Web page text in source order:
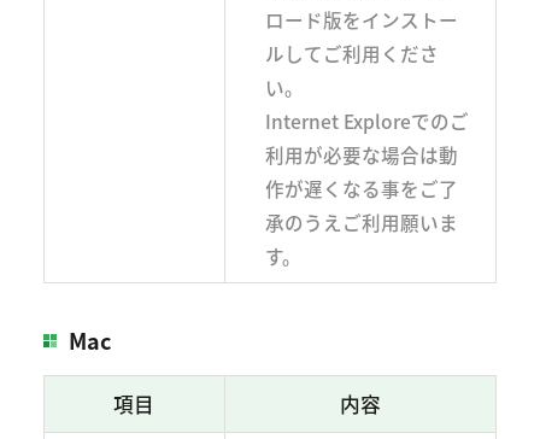
ロード版をインストー
ルしてご利用くださ
い。
Internet Exploreでのご
利用が必要な場合は動
作が遅くなる事をご了
承のうえご利用願いま
す。
Mac
項目 内容